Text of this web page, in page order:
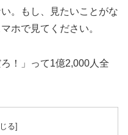
。もし、見たいことがな
ホで見てください。
！」って1億2,000人全